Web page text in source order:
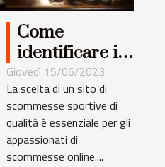
Come
identificare il
miglior sito di
scommesse
sportive ?
Giovedì 15/06/2023
La scelta di un sito di
scommesse sportive di
qualità è essenziale per gli
appassionati di
scommesse online....